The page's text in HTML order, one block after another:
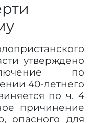
утверждено
по
40-летнего
по ч. 4
причинение
опасного для